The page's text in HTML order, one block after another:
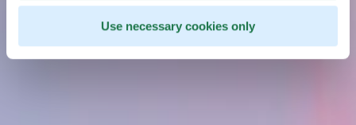
Use necessary cookies only